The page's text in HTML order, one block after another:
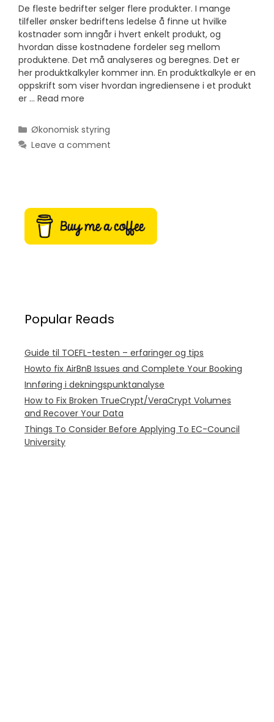
De fleste bedrifter selger flere produkter. I mange
tilfeller ønsker bedriftens ledelse å finne ut hvilke
kostnader som inngår i hvert enkelt produkt, og
hvordan disse kostnadene fordeler seg mellom
produktene. Det må analyseres og beregnes. Det er
her produktkalkyler kommer inn. En produktkalkyle er en
oppskrift som viser hvordan ingrediensene i et produkt
er … Read more
Categories
Økonomisk styring
Leave a comment
Popular Reads
Guide til TOEFL-testen – erfaringer og tips
Howto fix AirBnB Issues and Complete Your Booking
Innføring i dekningspunktanalyse
How to Fix Broken TrueCrypt/VeraCrypt Volumes
and Recover Your Data
Things To Consider Before Applying To EC-Council
University